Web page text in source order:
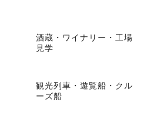
酒蔵・ワイナリー・工場
見学
観光列車・遊覧船・クル
ーズ船